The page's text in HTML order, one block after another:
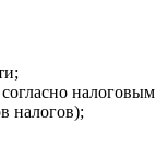
налогов);